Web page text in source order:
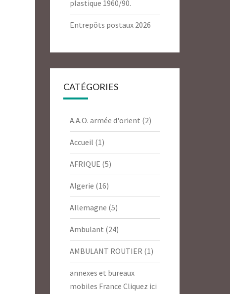
plastique 1960/90.
Entrepôts postaux 2026
CATÉGORIES
A.A.O. armée d'orient (2)
Accueil (1)
AFRIQUE (5)
Algerie (16)
Allemagne (5)
Ambulant (24)
AMBULANT ROUTIER (1)
annexes et bureaux
mobiles France Cliquez ici